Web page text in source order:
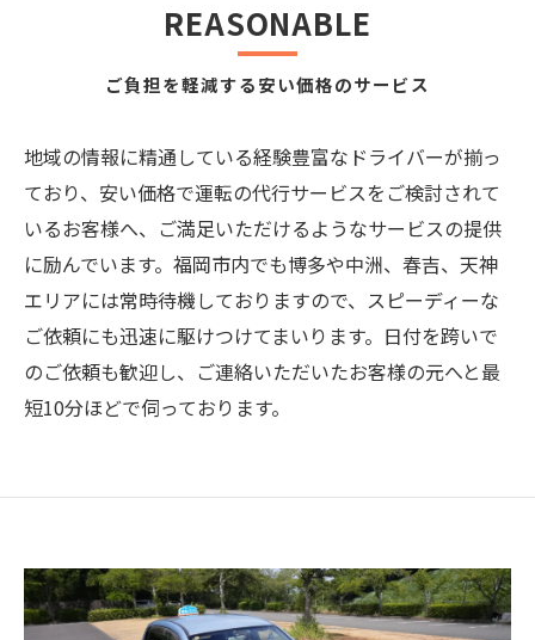
ご負担を軽減する安い価格のサービス
REASONABLE
地域の情報に精通している経験豊富なドライバーが揃っ
ており、安い価格で運転の代行サービスをご検討されて
いるお客様へ、ご満足いただけるようなサービスの提供
に励んでいます。福岡市内でも博多や中洲、春吉、天神
エリアには常時待機しておりますので、スピーディーな
ご依頼にも迅速に駆けつけてまいります。日付を跨いで
のご依頼も歓迎し、ご連絡いただいたお客様の元へと最
短10分ほどで伺っております。